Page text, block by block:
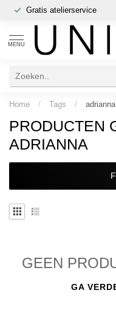
Gratis atelierservice
MENU
Home / Tags / adrianna
PRODUCTEN
ADRIANNA
GEEN
GA